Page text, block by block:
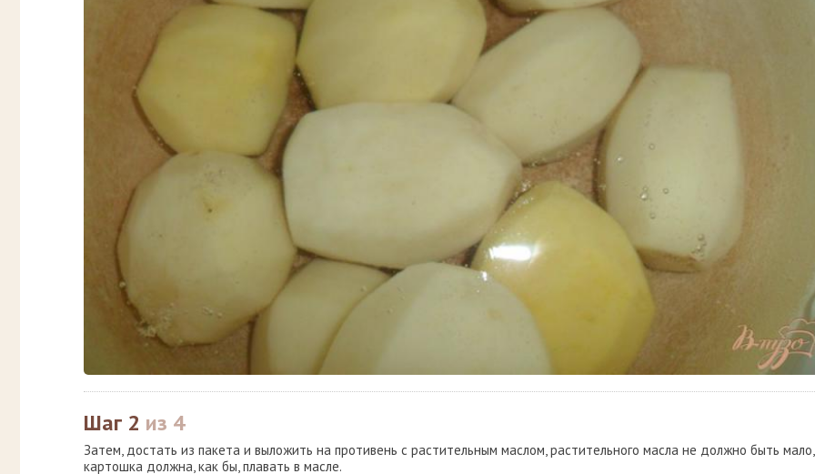
Шаг 2 из 4
Затем, достать из пакета и выложить на противень с растительным маслом, растительного масла не должно быть мало,
картошка должна, как бы, плавать в масле.